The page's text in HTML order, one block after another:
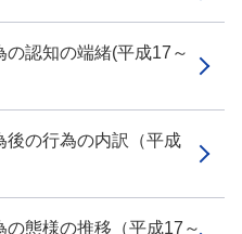
認知の端緒(平成17～
の行為の内訳（平成
態様の推移（平成17～